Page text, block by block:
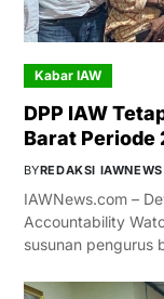
Kabar IAW
DPP IAW
Barat Periode
BYREDAKSI IAWNEWS
IAWNews.com –
Accountability
susunan pengurus